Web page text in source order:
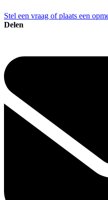
Stel een vraag of plaats een
Delen